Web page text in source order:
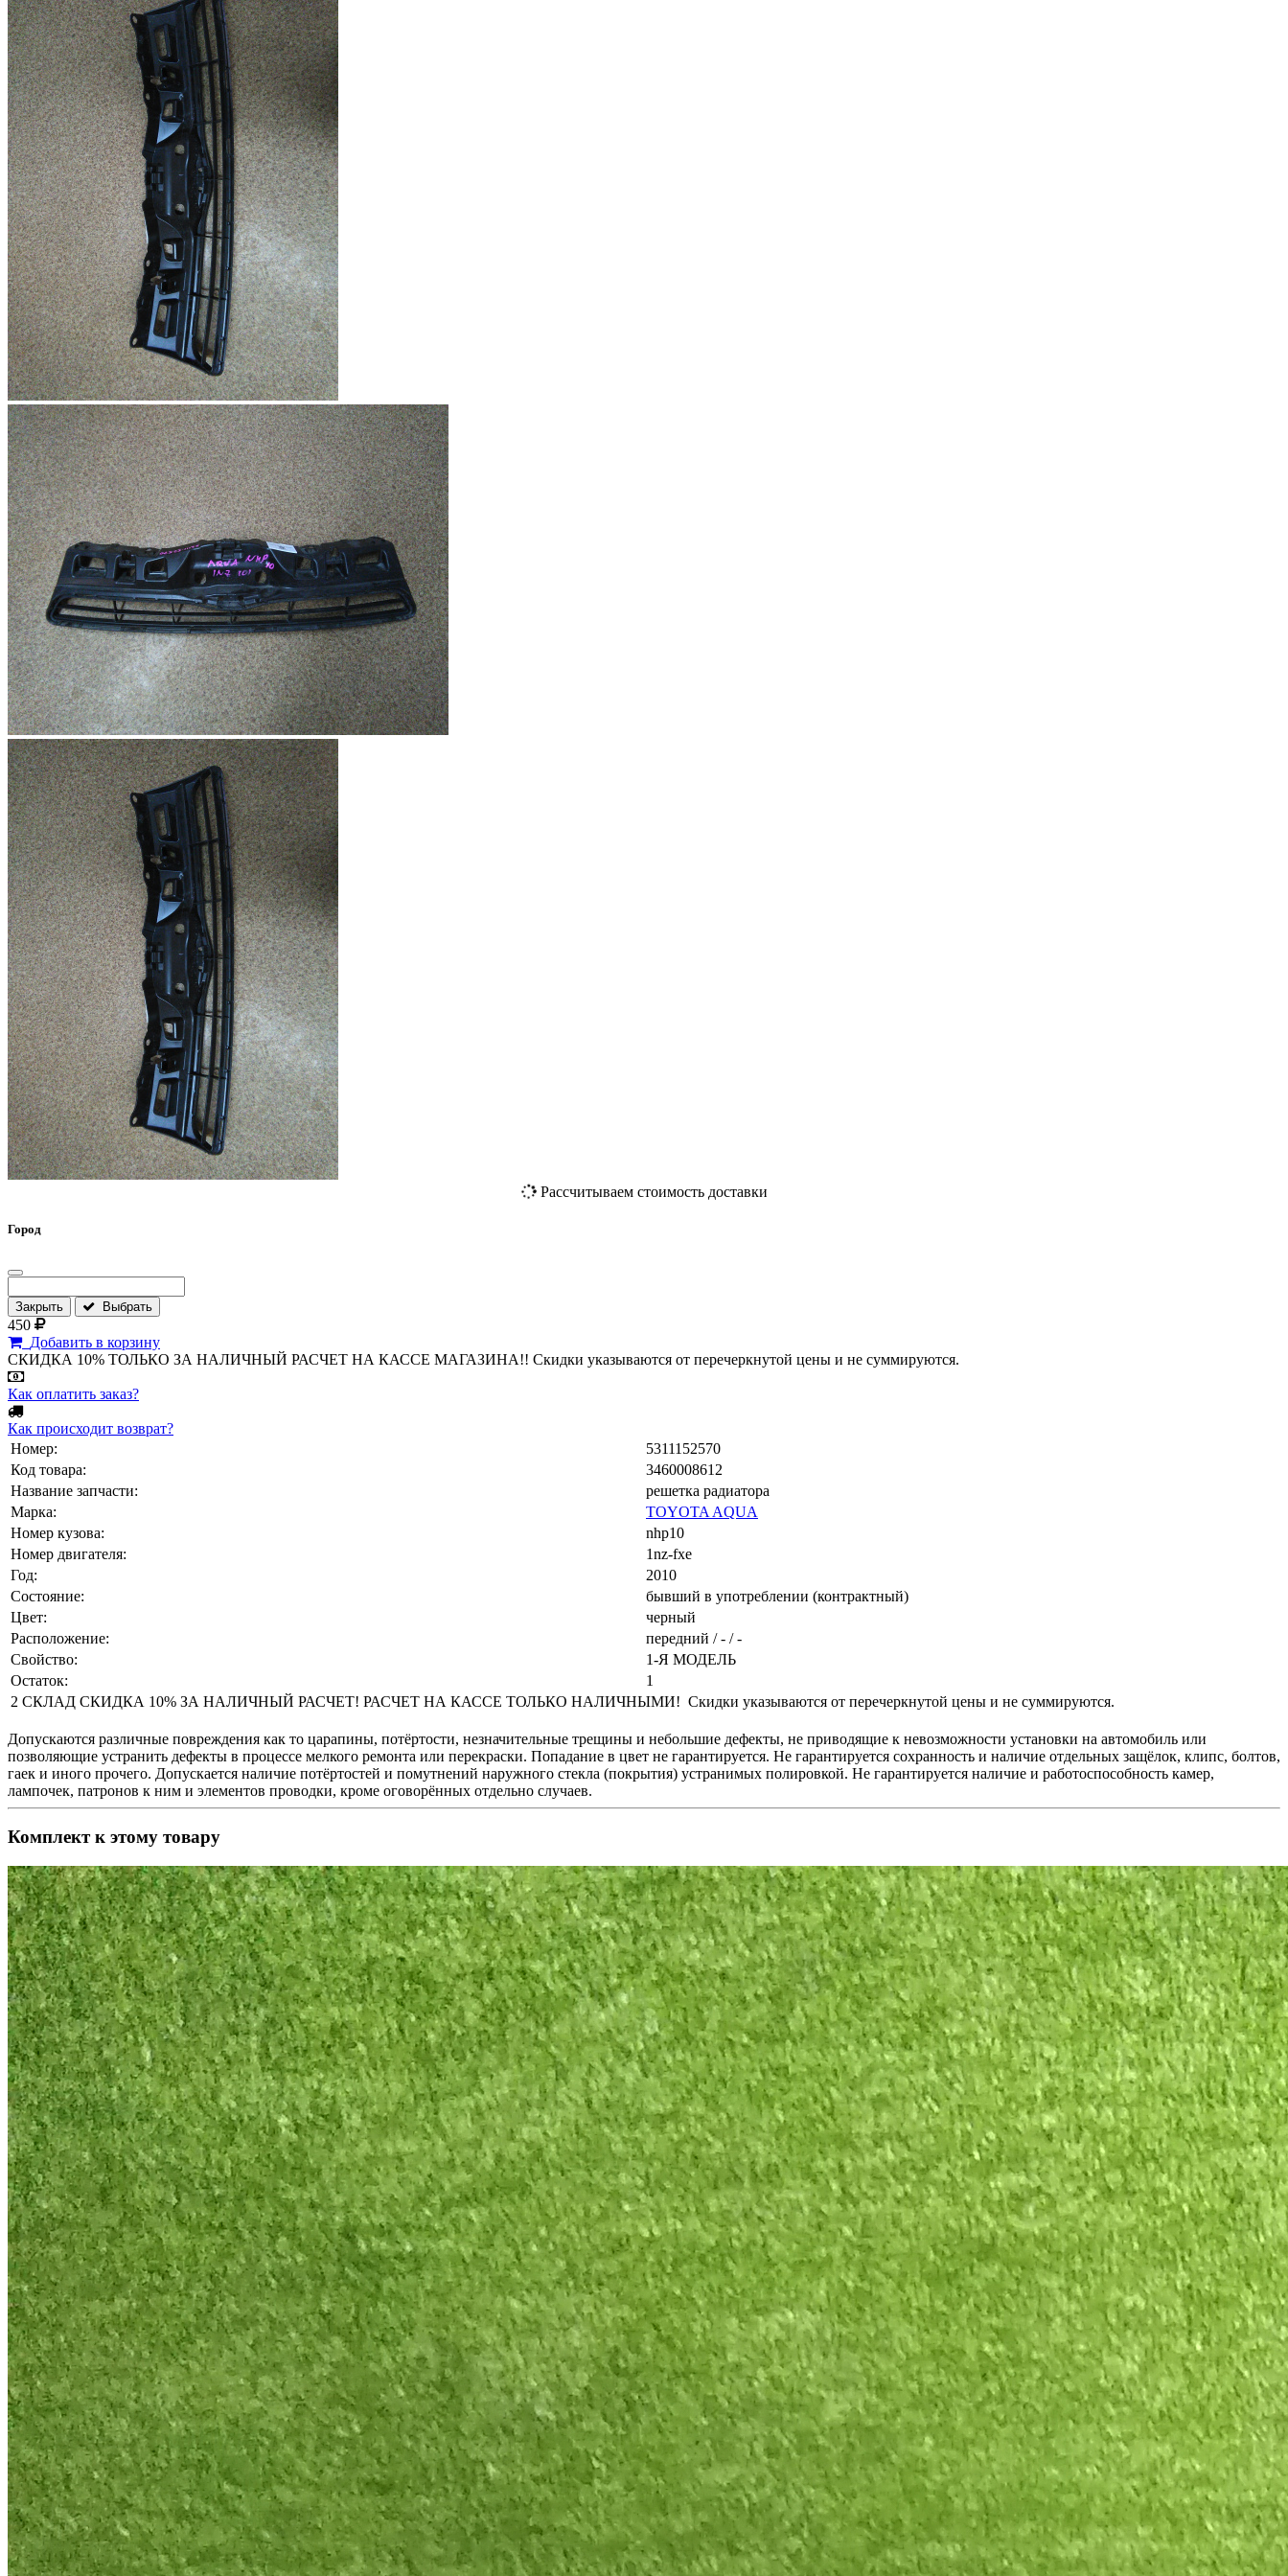
Рассчитываем стоимость доставки
Город
Закрыть Выбрать
450
Добавить в корзину
СКИДКА 10% ТОЛЬКО ЗА НАЛИЧНЫЙ РАСЧЕТ НА КАССЕ МАГАЗИНА!! Скидки указываются от перечеркнутой цены и не суммируются.
Как оплатить заказ?
Как происходит возврат?
Номер:
5311152570
Код товара:
3460008612
Название запчасти:
решетка радиатора
Марка:
TOYOTA AQUA
Номер кузова:
nhp10
Номер двигателя:
1nz-fxe
Год:
2010
Состояние:
бывший в употреблении (контрактный)
Цвет:
черный
Расположение:
передний / - / -
Свойство:
1-Я МОДЕЛЬ
Остаток:
1
2 СКЛАД СКИДКА 10% ЗА НАЛИЧНЫЙ РАСЧЕТ! РАСЧЕТ НА КАССЕ ТОЛЬКО НАЛИЧНЫМИ! Скидки указываются от перечеркнутой цены и не суммируются.
Допускаются различные повреждения как то царапины, потёртости, незначительные трещины и небольшие дефекты, не приводящие к невозможности установки на автомобиль или
позволяющие устранить дефекты в процессе мелкого ремонта или перекраски. Попадание в цвет не гарантируется. Не гарантируется сохранность и наличие отдельных защёлок, клипс, болтов,
гаек и иного прочего. Допускается наличие потёртостей и помутнений наружного стекла (покрытия) устранимых полировкой. Не гарантируется наличие и работоспособность камер,
лампочек, патронов к ним и элементов проводки, кроме оговорённых отдельно случаев.
Комплект к этому товару